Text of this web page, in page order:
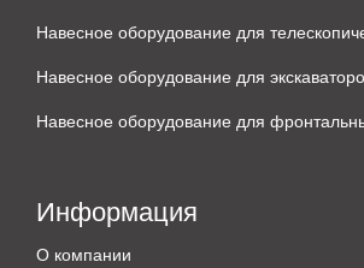
Навесное оборудование для
Навесное оборудование для
Навесное оборудование для
Информация
О компании